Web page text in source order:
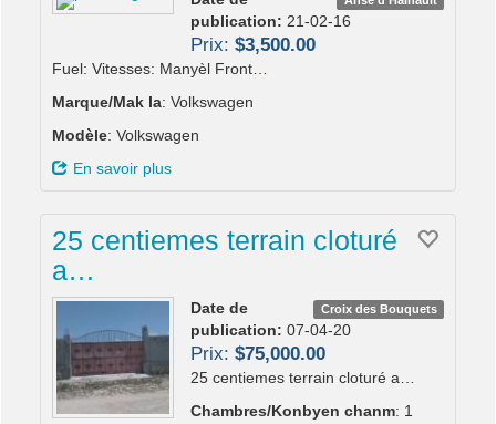
publication: 21-02-16
Prix: $3,500.00
Fuel: Vitesses: Manyèl Front…
Marque/Mak la: Volkswagen
Modèle: Volkswagen
En savoir plus
25 centiemes terrain cloturé
a…
Croix des Bouquets
Date de
publication: 07-04-20
Prix: $75,000.00
25 centiemes terrain cloturé a…
Chambres/Konbyen chanm: 1